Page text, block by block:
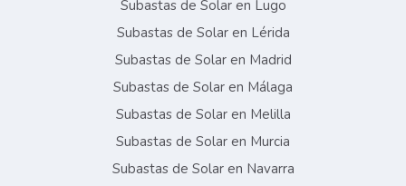
Subastas de Solar en Lugo
Subastas de Solar en Lérida
Subastas de Solar en Madrid
Subastas de Solar en Málaga
Subastas de Solar en Melilla
Subastas de Solar en Murcia
Subastas de Solar en Navarra